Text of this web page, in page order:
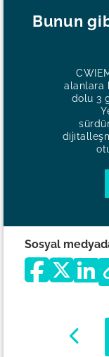
Bunun
alanlara
dolu 3
Sosyal